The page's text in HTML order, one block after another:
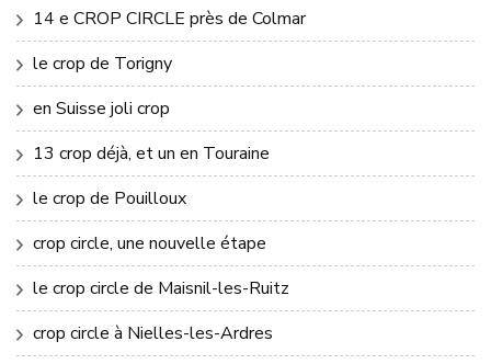
14 e CROP CIRCLE près de Colmar
le crop de Torigny
en Suisse joli crop
13 crop déjà, et un en Touraine
le crop de Pouilloux
crop circle, une nouvelle étape
le crop circle de Maisnil-les-Ruitz
crop circle à Nielles-les-Ardres